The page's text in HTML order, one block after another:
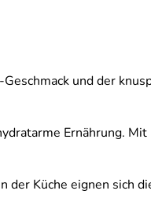
und der
Ernährung.
der Küche eignen sich